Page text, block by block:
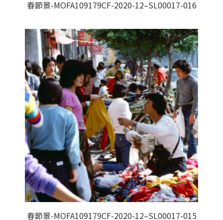
春節景-MOFA109179CF-2020-12–SL00017-016
春節景-MOFA109179CF-2020-12–SL00017-015